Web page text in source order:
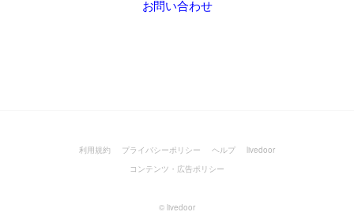
お問い合わせ
利用規約 プライバシーポリシー ヘルプ
livedoor
コンテンツ・広告ポリシー
© livedoor